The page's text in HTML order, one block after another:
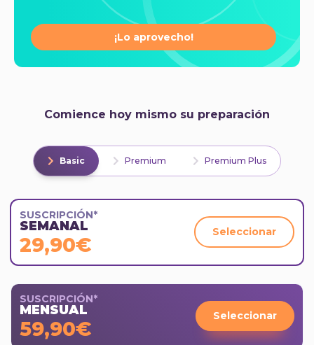
¡Lo aprovecho!
Comience hoy mismo su preparación
Basic Premium Premium Plus
SUSCRIPCIÓN*
SEMANAL
29,90€
Seleccionar
SUSCRIPCIÓN*
MENSUAL
59,90€
Seleccionar